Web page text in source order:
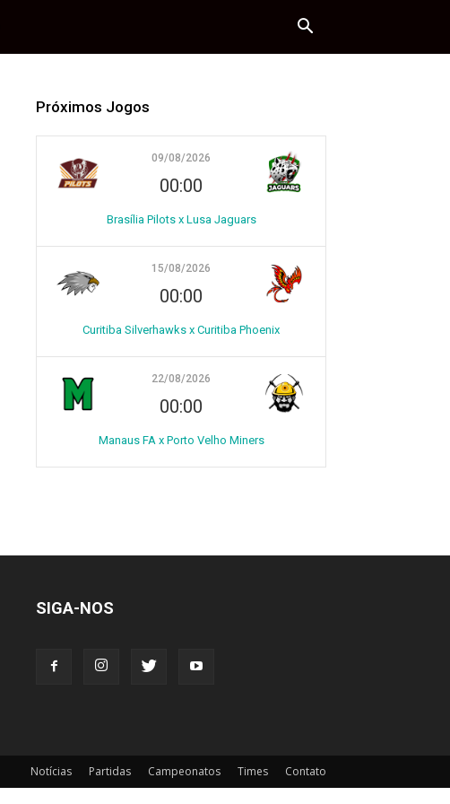
Próximos Jogos
09/08/2026
00:00
Brasília Pilots x Lusa Jaguars
15/08/2026
00:00
Curitiba Silverhawks x Curitiba Phoenix
22/08/2026
00:00
Manaus FA x Porto Velho Miners
SIGA-NOS
Notícias Partidas Campeonatos Times Contato